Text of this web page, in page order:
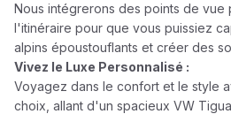
Nous intégrerons des points de vue
l'itinéraire pour que vous puissiez
alpins époustouflants et créer des
Vivez le Luxe Personnalisé :
Voyagez dans le confort et le style
choix, allant d'un spacieux VW